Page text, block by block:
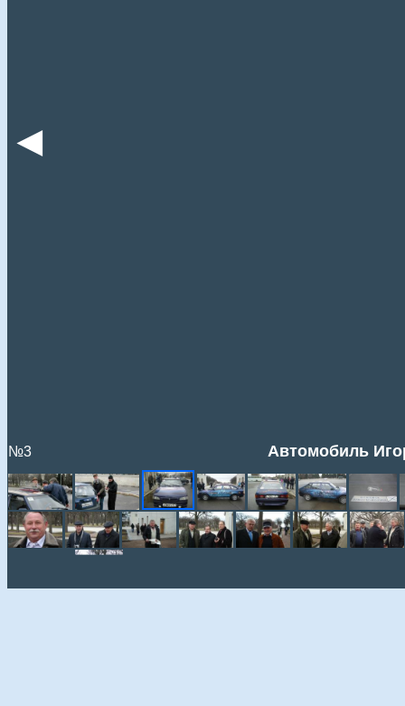
◄
№3 Автомобиль